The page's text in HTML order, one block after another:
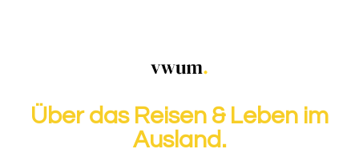
Über das Reisen & Leben im
Ausland.